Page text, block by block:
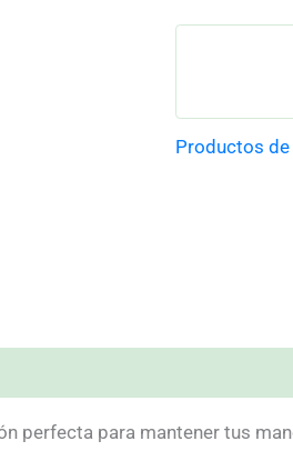
Productos
perfecta para mantener tus